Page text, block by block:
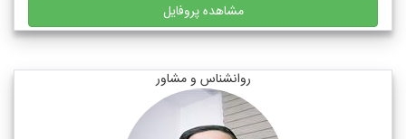
مشاهده پروفایل
روانشناس و مشاور